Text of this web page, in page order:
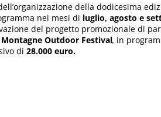
della dodicesima
nei mesi di luglio, agosto e
del progetto promozionale di
Montagne Outdoor Festival, in
di 28.000 euro.